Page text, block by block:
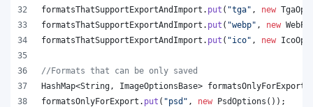
formatsThatSupportExportAndImport . put ( "tga" , new
formatsThatSupportExportAndImport . put ( "webp" , new
formatsThatSupportExportAndImport . put ( "ico" , new
//Formats that can be only saved
HashMap<String , ImageOptionsBase> formatsOnlyForExport
formatsOnlyForExport . put ( "psd" , new PsdOptions ());